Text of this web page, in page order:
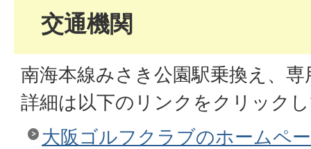
交通機関
南海本線みさき公園駅乗換え、
詳細は以下のリンクをクリック
大阪ゴルフクラブのホームペ